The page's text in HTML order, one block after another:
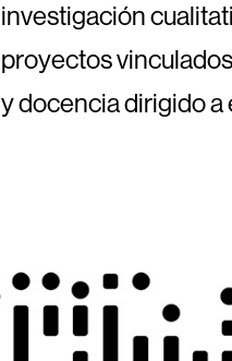
investigación
proyectos
y docencia dirigido